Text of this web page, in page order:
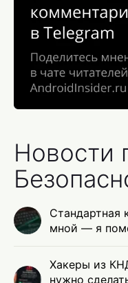
Новости
Стандартная
мной — я
Хакеры из
нужно